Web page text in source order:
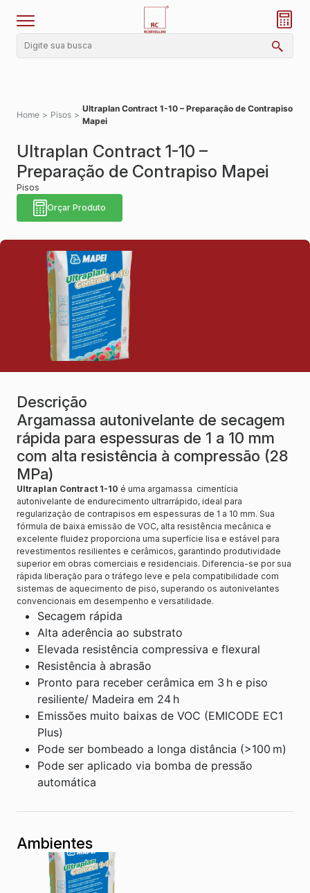
Home > Pisos >
Ultraplan Contract 1-10 – Preparação de Contrapiso
Mapei
Ultraplan Contract 1-10 –
Preparação de Contrapiso Mapei
Pisos
Orçar Produto
Descrição
Argamassa autonivelante de secagem
rápida para espessuras de 1 a 10 mm
com alta resistência à compressão (28
MPa)
Ultraplan Contract 1-10 é uma argamassa cimentícia
autonivelante de endurecimento ultrarrápido, ideal para
regularização de contrapisos em espessuras de 1 a 10 mm. Sua
fórmula de baixa emissão de VOC, alta resistência mecânica e
excelente fluidez proporciona uma superfície lisa e estável para
revestimentos resilientes e cerâmicos, garantindo produtividade
superior em obras comerciais e residenciais. Diferencia-se por sua
rápida liberação para o tráfego leve e pela compatibilidade com
sistemas de aquecimento de piso, superando os autonivelantes
convencionais em desempenho e versatilidade.
Secagem rápida
Alta aderência ao substrato
Elevada resistência compressiva e flexural
Resistência à abrasão
Pronto para receber cerâmica em 3 h e piso
resiliente/ Madeira em 24 h
Emissões muito baixas de VOC (EMICODE EC1
Plus)
Pode ser bombeado a longa distância (>100 m)
Pode ser aplicado via bomba de pressão
automática
Ambientes